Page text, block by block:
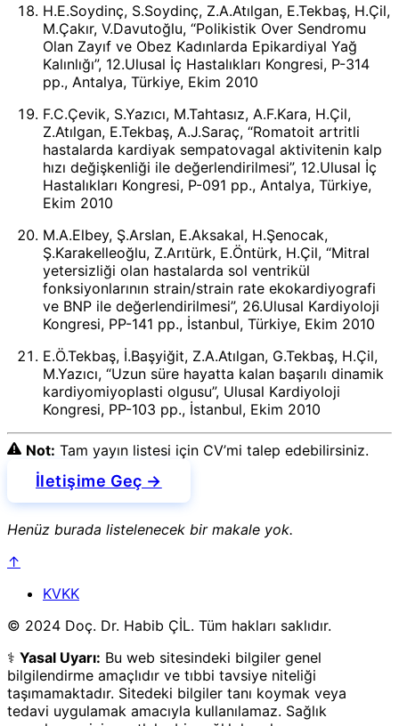
H.E.Soydinç, S.Soydinç, Z.A.Atılgan, E.Tekbaş, H.Çil,
M.Çakır, V.Davutoğlu, “Polikistik Over Sendromu
Olan Zayıf ve Obez Kadınlarda Epikardiyal Yağ
Kalınlığı”, 12.Ulusal İç Hastalıkları Kongresi, P-314
pp., Antalya, Türkiye, Ekim 2010
F.C.Çevik, S.Yazıcı, M.Tahtasız, A.F.Kara, H.Çil,
Z.Atılgan, E.Tekbaş, A.J.Saraç, “Romatoit artritli
hastalarda kardiyak sempatovagal aktivitenin kalp
hızı değişkenliği ile değerlendirilmesi”, 12.Ulusal İç
Hastalıkları Kongresi, P-091 pp., Antalya, Türkiye,
Ekim 2010
M.A.Elbey, Ş.Arslan, E.Aksakal, H.Şenocak,
Ş.Karakelleoğlu, Z.Arıtürk, E.Öntürk, H.Çil, “Mitral
yetersizliği olan hastalarda sol ventrikül
fonksiyonlarının strain/strain rate ekokardiyografi
ve BNP ile değerlendirilmesi”, 26.Ulusal Kardiyoloji
Kongresi, PP-141 pp., İstanbul, Türkiye, Ekim 2010
E.Ö.Tekbaş, İ.Başyiğit, Z.A.Atılgan, G.Tekbaş, H.Çil,
M.Yazıcı, “Uzun süre hayatta kalan başarılı dinamik
kardiyomiyoplasti olgusu”, Ulusal Kardiyoloji
Kongresi, PP-103 pp., İstanbul, Ekim 2010
Not: Tam yayın listesi için CV’mi talep edebilirsiniz.
İletişime Geç →
Henüz burada listelenecek bir makale yok.
↑
KVKK
© 2024 Doç. Dr. Habib ÇİL. Tüm hakları saklıdır.
⚕️ Yasal Uyarı: Bu web sitesindeki bilgiler genel
bilgilendirme amaçlıdır ve tıbbi tavsiye niteliği
taşımamaktadır. Sitedeki bilgiler tanı koymak veya
tedavi uygulamak amacıyla kullanılamaz. Sağlık